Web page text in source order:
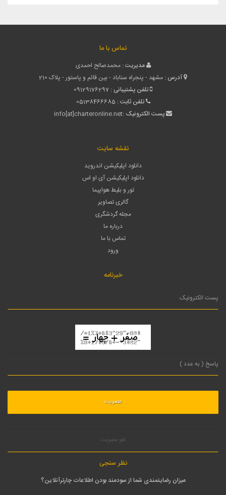
تماس با ما
مدیریت : محمدصالح احمدی
آدرس : مشهد - پنجراه سناباد - بین قائم و پاستور - پلاک 210
تلفن پشتیبانی : 09129176297
تلفن ثابت : 05138466685
پست الکترونیک :info[at]charteronline.net
نقشه سایت
دانلود اپلیکیشن اندروید
دانلود اپلیکیشن آی او اس
تور و بلیط هواپیما
گالری تصاویر
مجله گردشگری
درباره ما
تماس با ما
ورود
خبرنامه
لغو عضویت
نظر سنجی
میزان رضایتمندی شما از سودمند بودن اطلاعات چارترآنلاین؟